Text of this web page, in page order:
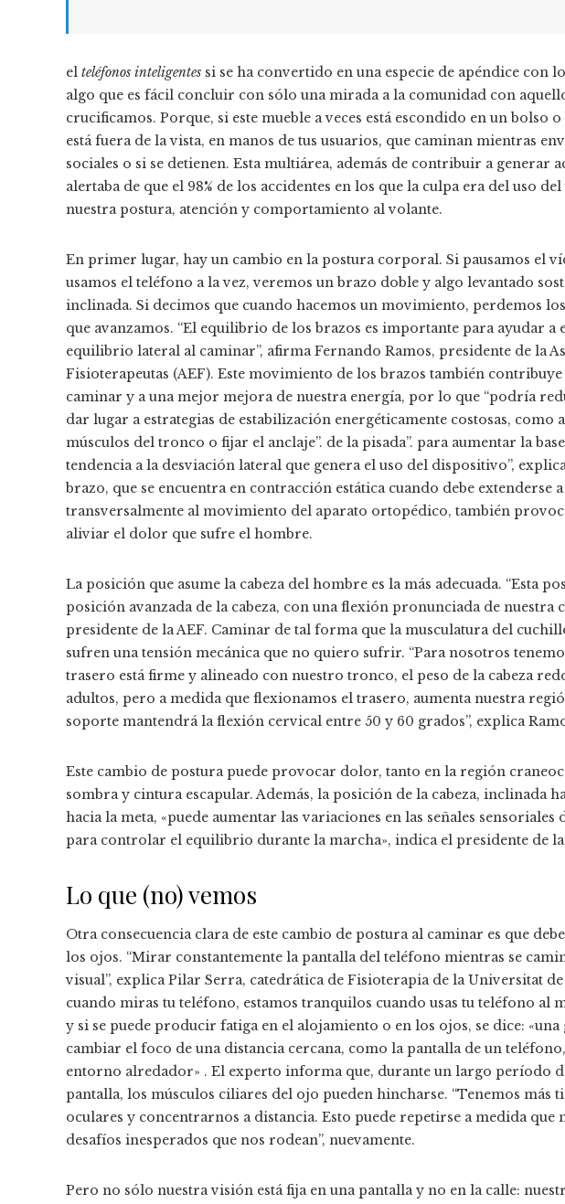
el teléfonos inteligentes si se ha convertido en una especie de apéndice con
algo que es fácil concluir con sólo una mirada a la comunidad con
crucificamos. Porque, si este mueble a veces está escondido en un bolso
está fuera de la vista, en manos de tus usuarios, que caminan mientras
sociales o si se detienen. Esta multiárea, además de contribuir a generar
alertaba de que el 98% de los accidentes en los que la culpa era del uso
nuestra postura, atención y comportamiento al volante.
En primer lugar, hay un cambio en la postura corporal. Si pausamos el
usamos el teléfono a la vez, veremos un brazo doble y algo levantado
inclinada. Si decimos que cuando hacemos un movimiento, perdemos
que avanzamos. “El equilibrio de los brazos es importante para ayudar
equilibrio lateral al caminar”, afirma Fernando Ramos, presidente de la
Fisioterapeutas (AEF). Este movimiento de los brazos también
caminar y a una mejor mejora de nuestra energía, por lo que “podría
dar lugar a estrategias de estabilización energéticamente costosas, como
músculos del tronco o fijar el anclaje”. de la pisada”. para aumentar la
tendencia a la desviación lateral que genera el uso del dispositivo”,
brazo, que se encuentra en contracción estática cuando debe extenderse
transversalmente al movimiento del aparato ortopédico, también
aliviar el dolor que sufre el hombre.
La posición que asume la cabeza del hombre es la más adecuada. “Esta
posición avanzada de la cabeza, con una flexión pronunciada de nuestra
presidente de la AEF. Caminar de tal forma que la musculatura del
sufren una tensión mecánica que no quiero sufrir. “Para nosotros
trasero está firme y alineado con nuestro tronco, el peso de la cabeza
adultos, pero a medida que flexionamos el trasero, aumenta nuestra
soporte mantendrá la flexión cervical entre 50 y 60 grados”, explica
Este cambio de postura puede provocar dolor, tanto en la región
sombra y cintura escapular. Además, la posición de la cabeza, inclinada
hacia la meta, «puede aumentar las variaciones en las señales
para controlar el equilibrio durante la marcha», indica el presidente de la
Lo que (no) vemos
Otra consecuencia clara de este cambio de postura al caminar es que
los ojos. “Mirar constantemente la pantalla del teléfono mientras se
visual”, explica Pilar Serra, catedrática de Fisioterapia de la Universitat de
cuando miras tu teléfono, estamos tranquilos cuando usas tu teléfono al
y si se puede producir fatiga en el alojamiento o en los ojos, se dice:
cambiar el foco de una distancia cercana, como la pantalla de un
entorno alredador» . El experto informa que, durante un largo período
pantalla, los músculos ciliares del ojo pueden hincharse. “Tenemos más
oculares y concentrarnos a distancia. Esto puede repetirse a medida que
desafíos inesperados que nos rodean”, nuevamente.
Pero no sólo nuestra visión está fija en una pantalla y no en la calle: